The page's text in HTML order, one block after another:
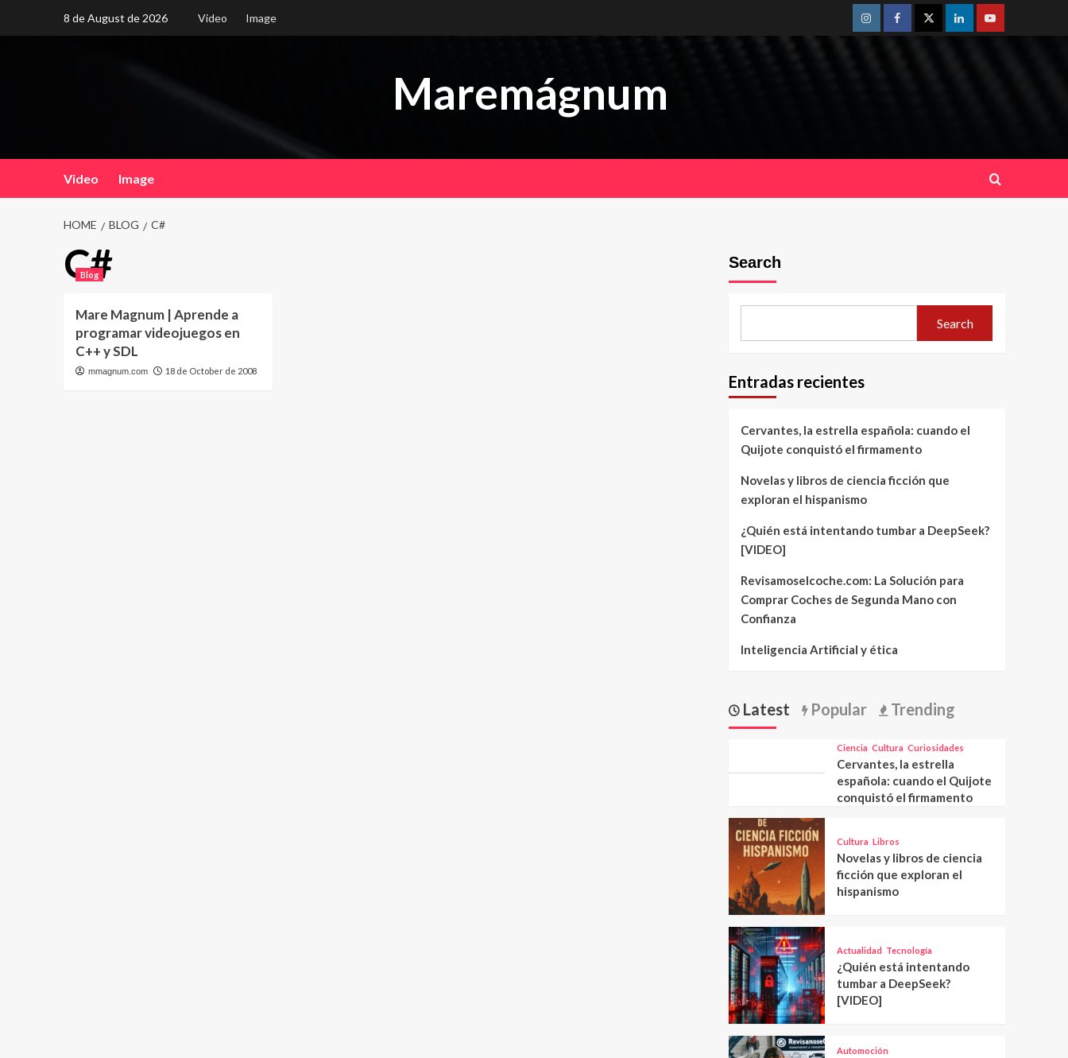
8 de August de 2026 Video Image
InstagramFacebookTwitterLinkedinYoutube
Maremágnum
Video Image
HOME BLOG C#
C#
Blog
Mare Magnum | Aprende a
programar videojuegos en
C++ y SDL
mmagnum.com 18 de October de 2008
Search
Search
Entradas recientes
Cervantes, la estrella española: cuando el
Quijote conquistó el firmamento
Novelas y libros de ciencia ficción que
exploran el hispanismo
¿Quién está intentando tumbar a DeepSeek?
[VIDEO]
Revisamoselcoche.com: La Solución para
Comprar Coches de Segunda Mano con
Confianza
Inteligencia Artificial y ética
Latest Popular Trending
Ciencia Cultura Curiosidades
Cervantes, la estrella
española: cuando el Quijote
conquistó el firmamento
Cultura Libros
Novelas y libros de ciencia
ficción que exploran el
hispanismo
Actualidad Tecnología
¿Quién está intentando
tumbar a DeepSeek?
[VIDEO]
Automoción